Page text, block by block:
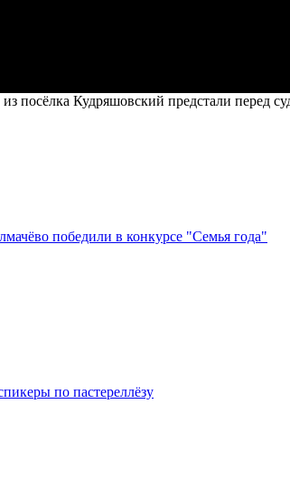
посёлка Кудряшовский предстали перед
победили в конкурсе "Семья года"
по пастереллёзу